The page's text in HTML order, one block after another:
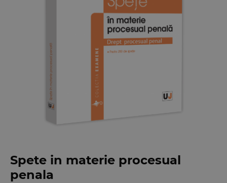
Spete in materie procesual
penala